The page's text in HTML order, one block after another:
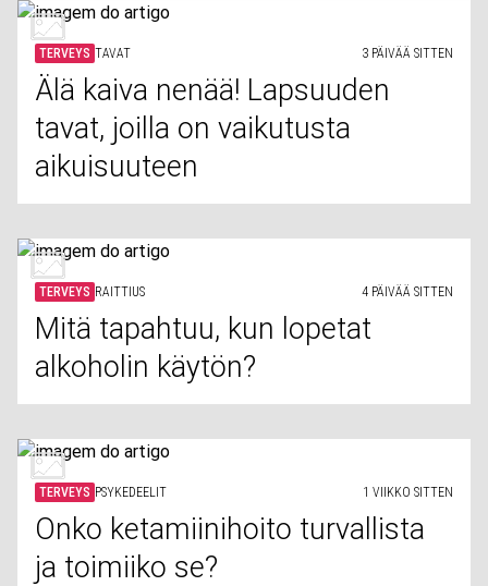
TERVEYS TAVAT 3 PÄIVÄÄ SITTEN
Älä kaiva nenää! Lapsuuden
tavat, joilla on vaikutusta
aikuisuuteen
TERVEYS RAITTIUS 4 PÄIVÄÄ SITTEN
Mitä tapahtuu, kun lopetat
alkoholin käytön?
TERVEYS PSYKEDEELIT 1 VIIKKO SITTEN
Onko ketamiinihoito turvallista
ja toimiiko se?